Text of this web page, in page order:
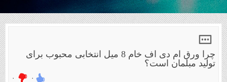
چرا ورق ام دی اف خام 8 میل انتخابی محبوب برای
تولید مبلمان است؟
۰ ۰